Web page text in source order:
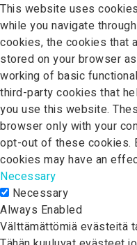
This website uses
while you navigate
cookies, the cookies that
stored on your browser
working of basic
third-party cookies that
you use this website.
browser only with your
opt-out of these cookies.
cookies may have an
Necessary
Necessary
Always Enabled
Välttämättömiä evästeitä